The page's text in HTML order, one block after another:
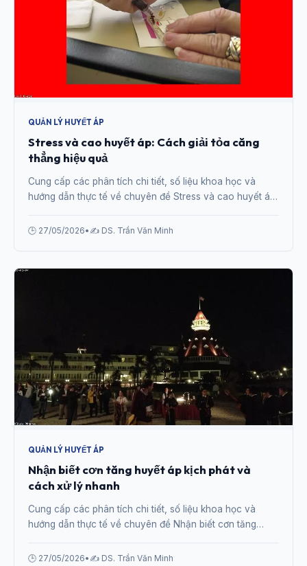
QUẢN LÝ HUYẾT ÁP
Stress và cao huyết áp: Cách giải tỏa căng
thẳng hiệu quả
Cung cấp các phân tích chi tiết, số liệu khoa học và
hướng dẫn thực tế về chuyên đề Stress và cao huyết áp:
🕒 27/05/2026• ✍️ DS. Trần Văn Minh
QUẢN LÝ HUYẾT ÁP
Nhận biết cơn tăng huyết áp kịch phát và
cách xử lý nhanh
Cung cấp các phân tích chi tiết, số liệu khoa học và
hướng dẫn thực tế về chuyên đề Nhận biết cơn tăng
🕒 27/05/2026• ✍️ DS. Trần Văn Minh